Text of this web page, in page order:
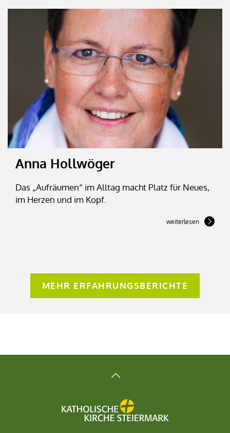
Anna Hollwöger
Das „Aufräumen“ im Alltag macht Platz für Neues,
im Herzen und im Kopf.
weiterlesen
MEHR ERFAHRUNGSBERICHTE